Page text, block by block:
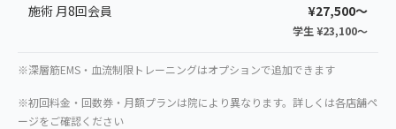
施術 月8回会員 ¥27,500〜
学生 ¥23,100〜
※深層筋EMS・血流制限トレーニングはオプションで追加できます
※初回料金・回数券・月額プランは院により異なります。詳しくは各店舗ペ
ージをご確認ください